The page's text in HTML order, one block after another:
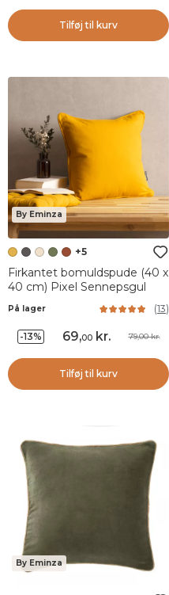
Tilføj til kurv
By Eminza
+5
Firkantet bomuldspude (40 x
40 cm) Pixel Sennepsgul
På lager (13)
-13% 69,00kr. 79,00 kr.
Tilføj til kurv
By Eminza